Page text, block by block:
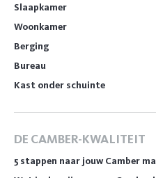
Slaapkamer
Woonkamer
Berging
Bureau
Kast onder schuinte
DE CAMBER-KWALITEIT
5 stappen naar jouw Camber